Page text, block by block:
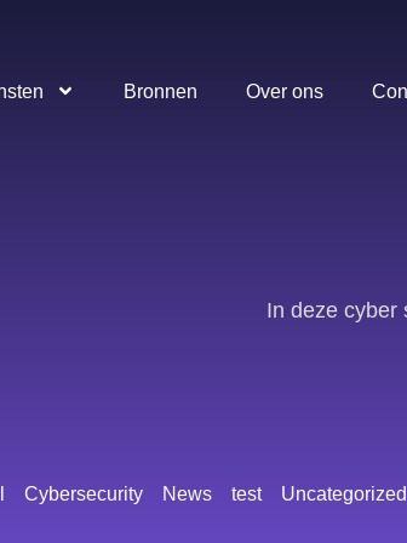
Bronnen Over ons
In deze cyber
Cybersecurity News test Uncategorized